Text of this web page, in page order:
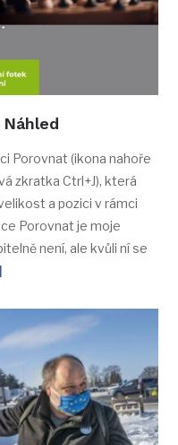
Porovnat (ikona nahoře
zkratka Ctrl+J), která
a pozici v rámci
Porovnat je moje
není, ale kvůli ní se